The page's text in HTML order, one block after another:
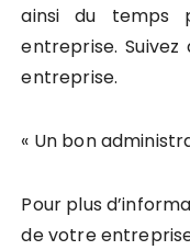
ainsi du temps
entreprise.
entreprise.
« Un bon
Pour plus
de votre